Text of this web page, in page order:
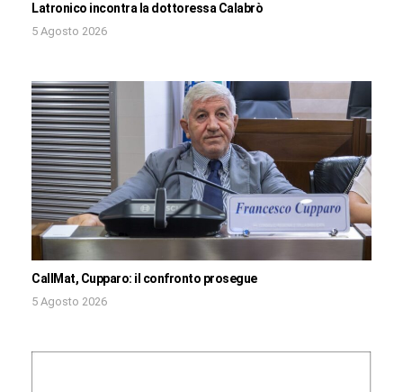
Latronico incontra la dottoressa Calabrò
5 Agosto 2026
CallMat, Cupparo: il confronto prosegue
5 Agosto 2026